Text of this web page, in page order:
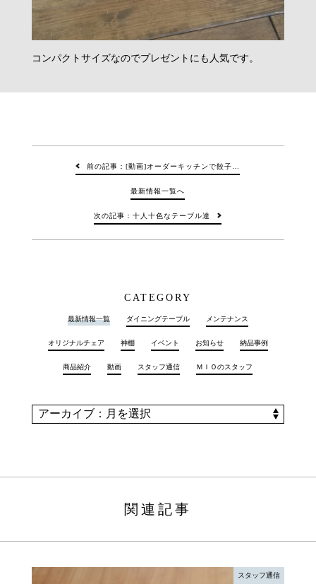
コンパクトサイズなのでプレゼントにも人気です。
前の記事：[動画]オーダーキッチンで餃子…
最新情報一覧へ
次の記事：十人十色なテーブル達
CATEGORY
最新情報一覧 ダイニングテーブル メンテナンス
オリジナルチェア 神棚 イベント お知らせ 納品事例
商品紹介 動画 スタッフ通信 ＭＩＯのスタッフ
関連記事
スタッフ通信